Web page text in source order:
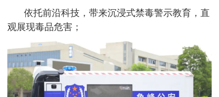
依托前沿科技，带来沉浸式禁毒警示教育，直
观展现毒品危害；